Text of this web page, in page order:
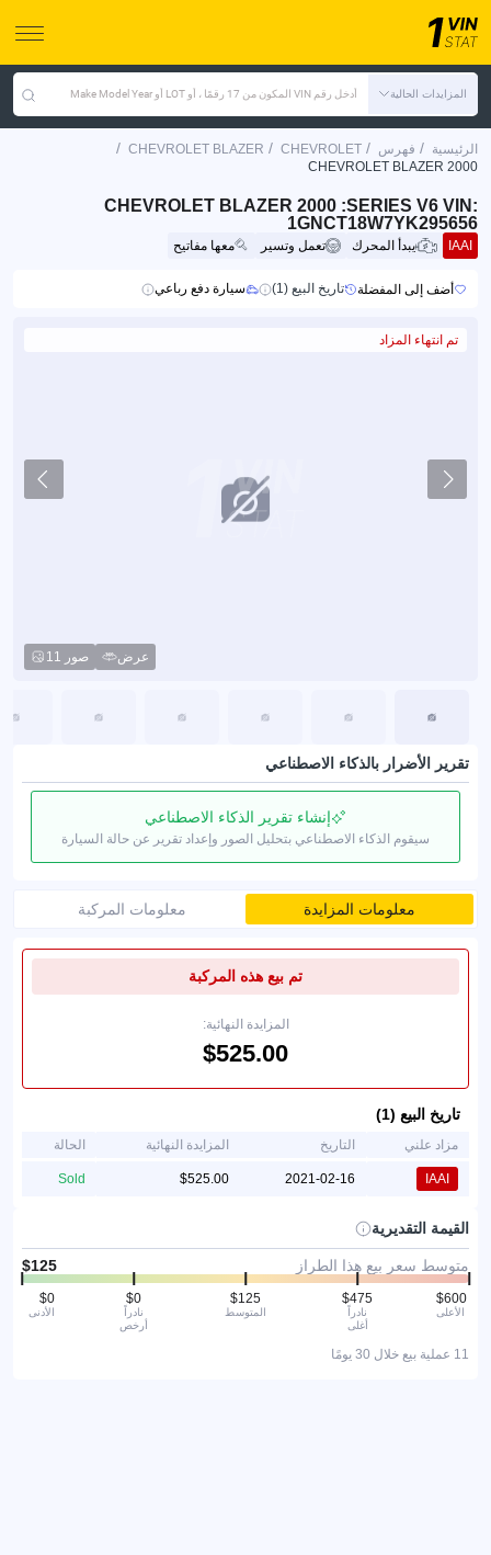
المزايدات الحالية أدخل رقم VIN المكون من 17 رقمًا ، أو LOT أو Make Model Year
الرئيسية / فهرس /
CHEVROLET
/
CHEVROLET BLAZER
/
CHEVROLET BLAZER 2000
CHEVROLET BLAZER 2000 :SERIES V6 VIN:
1GNCT18W7YK295656
IAAI يبدأ المحرك تعمل وتسير معها مفاتيح
أضف إلى المفضلة تاريخ البيع (1) سيارة دفع رباعي
تم انتهاء المزاد
11 صور عرض
تقرير الأضرار بالذكاء الاصطناعي
إنشاء تقرير الذكاء الاصطناعي
سيقوم الذكاء الاصطناعي بتحليل الصور وإعداد تقرير عن حالة السيارة
معلومات المزايدة معلومات المركبة
تم بيع هذه المركبة
المزايدة النهائية:
تاريخ البيع (1)
مزاد علني التاريخ المزايدة النهائية الحالة
IAAI
2021-02-16
Sold
القيمة التقديرية
متوسط سعر بيع هذا الطراز
الأدنى
نادراً
أرخص
المتوسط
نادراً
أغلى
الأعلى
11 عملية بيع خلال 30 يومًا